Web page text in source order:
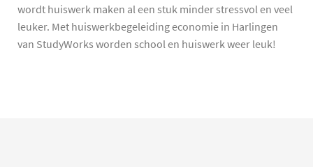
wordt huiswerk maken al een stuk minder stressvol en veel
leuker. Met huiswerkbegeleiding economie in Harlingen
van StudyWorks worden school en huiswerk weer leuk!